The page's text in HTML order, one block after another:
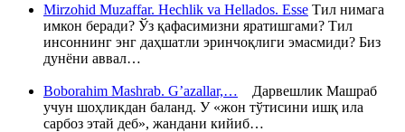
Mirzohid Muzaffar. Hechlik va Hellados. Esse Тил нимага
имкон беради? Ўз қафасимизни яратишгами? Тил
инсоннинг энг даҳшатли эринчоқлиги эмасмиди? Биз
дунёни аввал…
Boborahim Mashrab. G’azallar,… Дарвешлик Машраб
учун шоҳликдан баланд. У «жон тўтисини ишқ ила
сарбоз этай деб», жандани кийиб…